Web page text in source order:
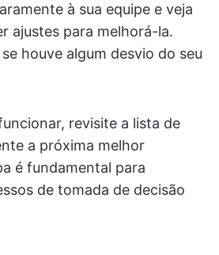
à sua equipe e veja
ajustes para melhorá-la.
houve algum desvio do seu
revisite a lista de
a próxima melhor
é fundamental para
de tomada de decisão